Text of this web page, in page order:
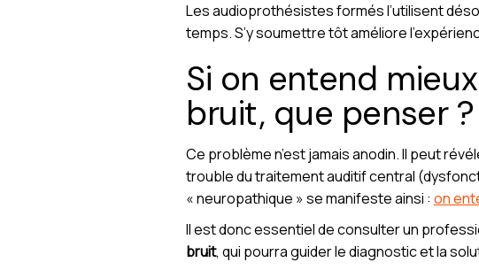
Les audioprothésistes formés l’utilisent
temps. S’y soumettre tôt améliore
Si on entend
bruit, que penser ?
Ce problème n’est jamais anodin. Il peut
trouble du traitement auditif central
« neuropathique » se manifeste ainsi : on
Il est donc essentiel de consulter un
bruit, qui pourra guider le diagnostic et la